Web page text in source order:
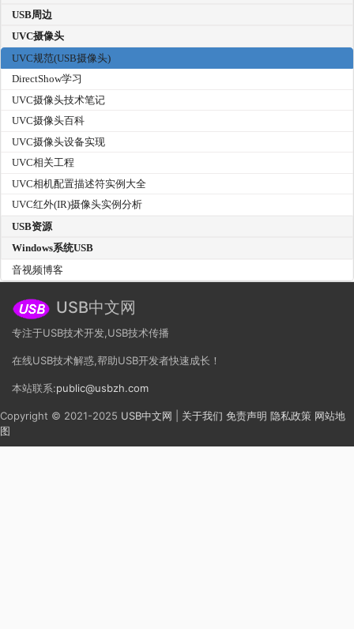
USB周边
UVC摄像头
UVC规范(USB摄像头)
DirectShow学习
UVC摄像头技术笔记
UVC摄像头百科
UVC摄像头设备实现
UVC相关工程
UVC相机配置描述符实例大全
UVC红外(IR)摄像头实例分析
USB资源
Windows系统USB
音视频博客
USB中文网
专注于USB技术开发,USB技术传播
在线USB技术解惑,帮助USB开发者快速成长！
本站联系:public@usbzh.com
Copyright © 2021-2025 USB中文网 关于我们 免责声明 隐私政策 网站地
图